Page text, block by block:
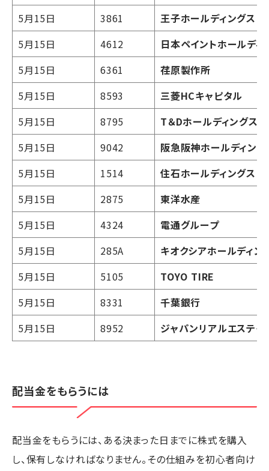
5月15日
3861
王子ホールディングス
5月15日
4612
日本ペイントホールディ
5月15日
6361
荏原製作所
5月15日
8593
三菱HCキャピタル
5月15日
8795
T＆Dホールディングス
5月15日
9042
阪急阪神ホールディング
5月15日
1514
住石ホールディングス
5月15日
2875
東洋水産
5月15日
4324
電通グループ
5月15日
285A
キオクシアホールディン
5月15日
5105
TOYO TIRE
5月15日
8331
千葉銀行
5月15日
8952 ジャパンリアルエステ
配当金をもらうには
配当金をもらうには、ある決まった日までに株式を購入
し、保有しなければなりません。その仕組みを初心者向け